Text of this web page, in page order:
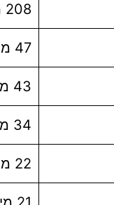
208 מיליון דולר
47 מיליון דולר
43 מיליון דולר
34 מיליון דולר
22 מיליון דולר